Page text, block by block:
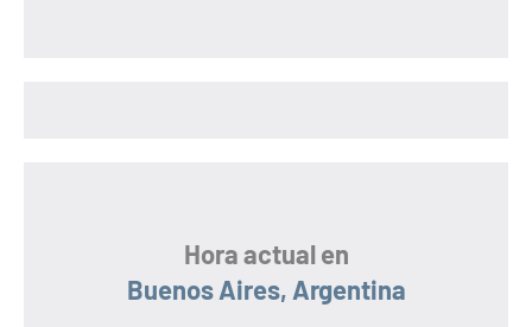
Hora actual en
Buenos Aires, Argentina